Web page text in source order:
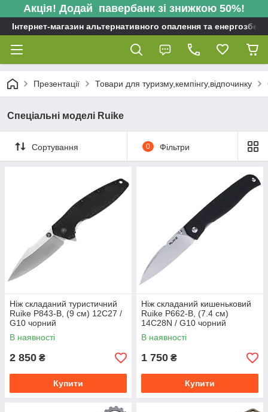
Акція! Додай павербанк зі знижкою 50%!
Інтернет-магазин альтернативного опалення та
Презентації Товари для туризму,кемпінгу,відпочинку
Спеціальні моделі Ruike
Сортування 0 Фільтри
Ніж складаний туристичний
Ruike P843-B, (9 см) 12C27 /
G10 чорний
В наявності
2 850 ₴
Купити
Ніж складаний кишеньковий
Ruike P662-B, (7.4 см)
14C28N / G10 чорний
В наявності
1 750 ₴
Купити